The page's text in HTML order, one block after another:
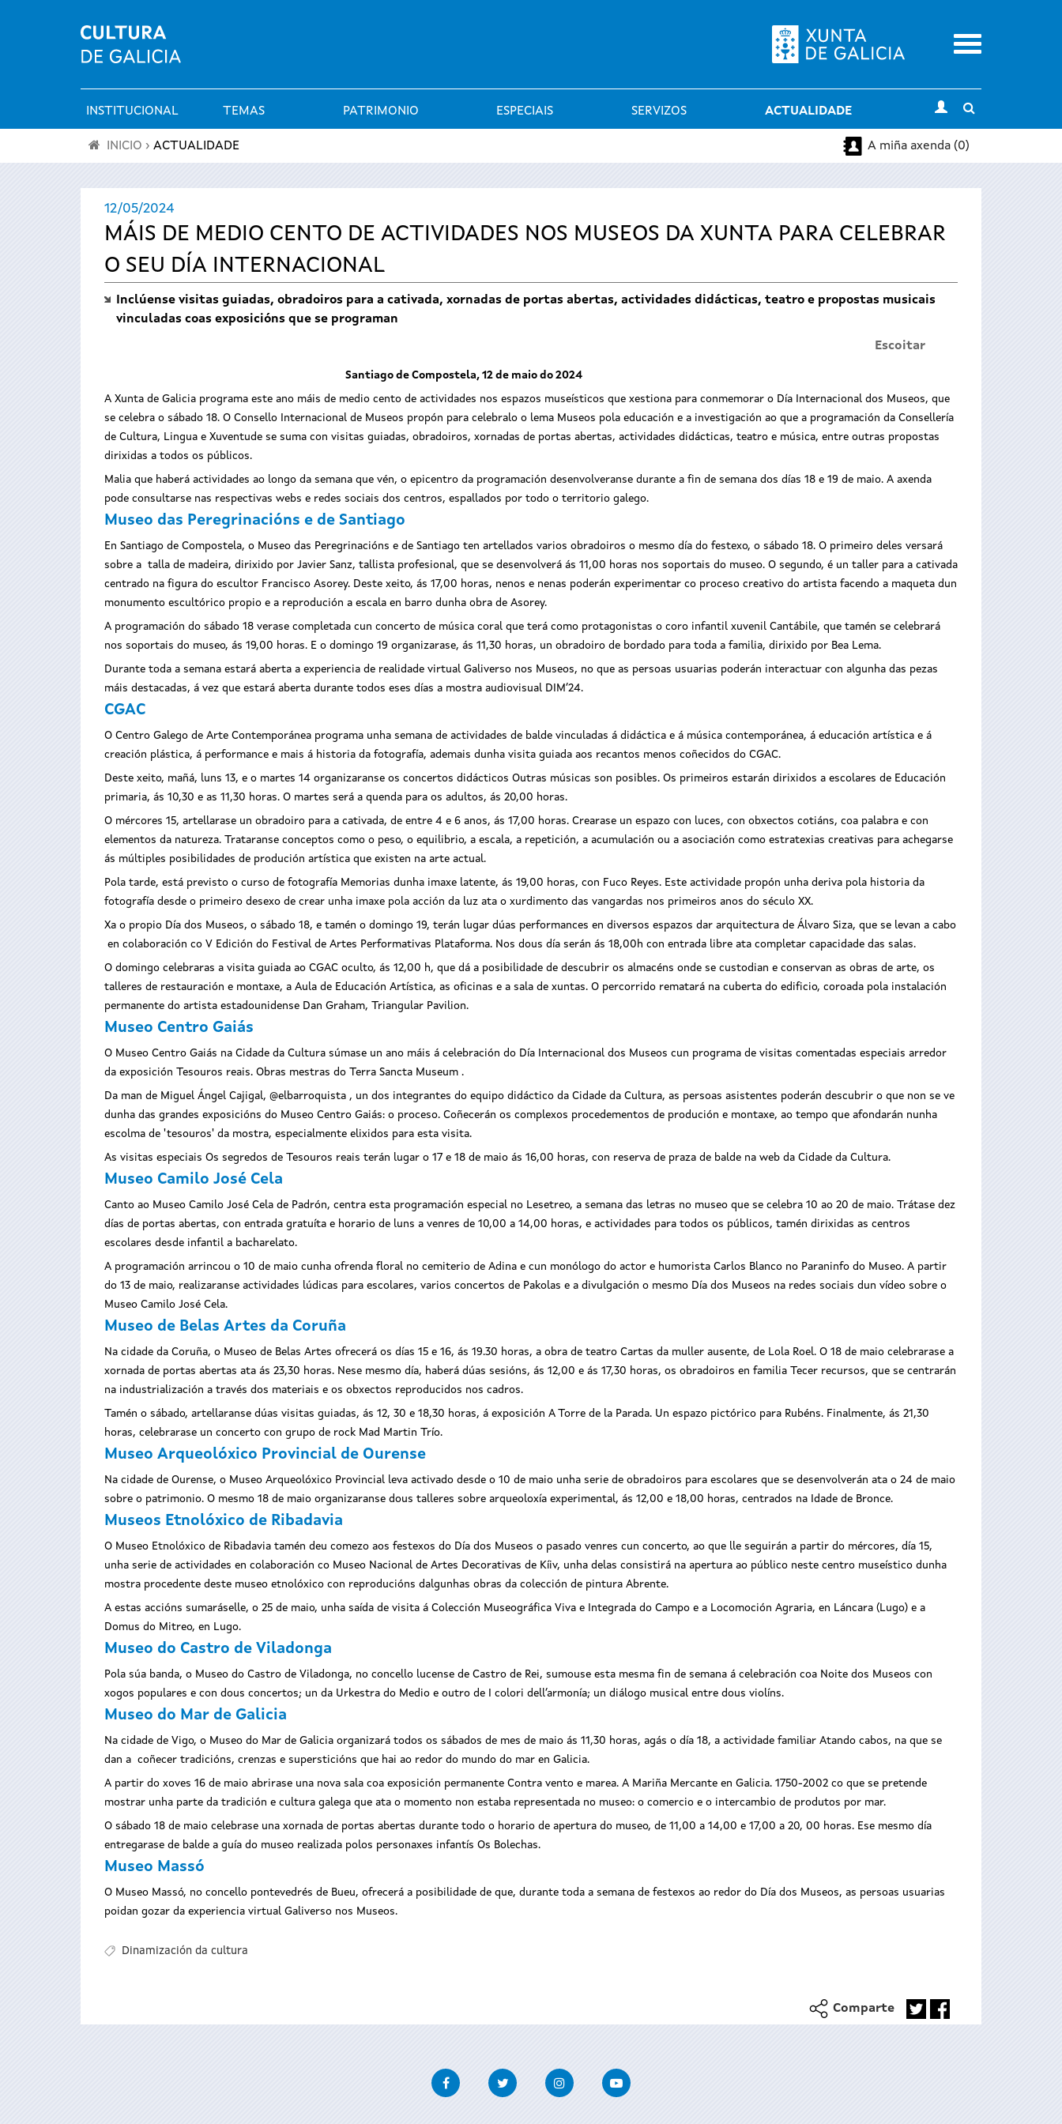
Menu
Menú
principal
INSTITUCIONAL TEMAS PATRIMONIO ESPECIAIS SERVIZOS ACTUALIDADE
search
está
INICIO › ACTUALIDADE A miña axenda (0)
12/05/2024
MÁIS DE MEDIO CENTO DE ACTIVIDADES NOS MUSEOS DA XUNTA PARA CELEBRAR
O SEU DÍA INTERNACIONAL
Inclúense visitas guiadas, obradoiros para a cativada, xornadas de portas abertas, actividades didácticas, teatro e propostas musicais
vinculadas coas exposicións que se programan
Escoitar
Santiago de Compostela, 12 de maio do 2024
A Xunta de Galicia programa este ano máis de medio cento de actividades nos espazos museísticos que xestiona para conmemorar o Día Internacional dos Museos, que
se celebra o sábado 18. O Consello Internacional de Museos propón para celebralo o lema Museos pola educación e a investigación ao que a programación da Consellería
de Cultura, Lingua e Xuventude se suma con visitas guiadas, obradoiros, xornadas de portas abertas, actividades didácticas, teatro e música, entre outras propostas
dirixidas a todos os públicos.
Malia que haberá actividades ao longo da semana que vén, o epicentro da programación desenvolveranse durante a fin de semana dos días 18 e 19 de maio. A axenda
pode consultarse nas respectivas webs e redes sociais dos centros, espallados por todo o territorio galego.
Museo das Peregrinacións e de Santiago
En Santiago de Compostela, o Museo das Peregrinacións e de Santiago ten artellados varios obradoiros o mesmo día do festexo, o sábado 18. O primeiro deles versará
sobre a talla de madeira, dirixido por Javier Sanz, tallista profesional, que se desenvolverá ás 11,00 horas nos soportais do museo. O segundo, é un taller para a cativada
centrado na figura do escultor Francisco Asorey. Deste xeito, ás 17,00 horas, nenos e nenas poderán experimentar co proceso creativo do artista facendo a maqueta dun
monumento escultórico propio e a reprodución a escala en barro dunha obra de Asorey.
A programación do sábado 18 verase completada cun concerto de música coral que terá como protagonistas o coro infantil xuvenil Cantábile, que tamén se celebrará
nos soportais do museo, ás 19,00 horas. E o domingo 19 organizarase, ás 11,30 horas, un obradoiro de bordado para toda a familia, dirixido por Bea Lema.
Durante toda a semana estará aberta a experiencia de realidade virtual Galiverso nos Museos, no que as persoas usuarias poderán interactuar con algunha das pezas
máis destacadas, á vez que estará aberta durante todos eses días a mostra audiovisual DIM’24.
CGAC
O Centro Galego de Arte Contemporánea programa unha semana de actividades de balde vinculadas á didáctica e á música contemporánea, á educación artística e á
creación plástica, á performance e mais á historia da fotografía, ademais dunha visita guiada aos recantos menos coñecidos do CGAC.
Deste xeito, mañá, luns 13, e o martes 14 organizaranse os concertos didácticos Outras músicas son posibles. Os primeiros estarán dirixidos a escolares de Educación
primaria, ás 10,30 e as 11,30 horas. O martes será a quenda para os adultos, ás 20,00 horas.
O mércores 15, artellarase un obradoiro para a cativada, de entre 4 e 6 anos, ás 17,00 horas. Crearase un espazo con luces, con obxectos cotiáns, coa palabra e con
elementos da natureza. Trataranse conceptos como o peso, o equilibrio, a escala, a repetición, a acumulación ou a asociación como estratexias creativas para achegarse
ás múltiples posibilidades de produción artística que existen na arte actual.
Pola tarde, está previsto o curso de fotografía Memorias dunha imaxe latente, ás 19,00 horas, con Fuco Reyes. Este actividade propón unha deriva pola historia da
fotografía desde o primeiro desexo de crear unha imaxe pola acción da luz ata o xurdimento das vangardas nos primeiros anos do século XX.
Xa o propio Día dos Museos, o sábado 18, e tamén o domingo 19, terán lugar dúas performances en diversos espazos dar arquitectura de Álvaro Siza, que se levan a cabo
en colaboración co V Edición do Festival de Artes Performativas Plataforma. Nos dous día serán ás 18,00h con entrada libre ata completar capacidade das salas.
O domingo celebraras a visita guiada ao CGAC oculto, ás 12,00 h, que dá a posibilidade de descubrir os almacéns onde se custodian e conservan as obras de arte, os
talleres de restauración e montaxe, a Aula de Educación Artística, as oficinas e a sala de xuntas. O percorrido rematará na cuberta do edificio, coroada pola instalación
permanente do artista estadounidense Dan Graham, Triangular Pavilion.
Museo Centro Gaiás
O Museo Centro Gaiás na Cidade da Cultura súmase un ano máis á celebración do Día Internacional dos Museos cun programa de visitas comentadas especiais arredor
da exposición Tesouros reais. Obras mestras do Terra Sancta Museum .
Da man de Miguel Ángel Cajigal, @elbarroquista , un dos integrantes do equipo didáctico da Cidade da Cultura, as persoas asistentes poderán descubrir o que non se ve
dunha das grandes exposicións do Museo Centro Gaiás: o proceso. Coñecerán os complexos procedementos de produción e montaxe, ao tempo que afondarán nunha
escolma de 'tesouros' da mostra, especialmente elixidos para esta visita.
As visitas especiais Os segredos de Tesouros reais terán lugar o 17 e 18 de maio ás 16,00 horas, con reserva de praza de balde na web da Cidade da Cultura.
Museo Camilo José Cela
Canto ao Museo Camilo José Cela de Padrón, centra esta programación especial no Lesetreo, a semana das letras no museo que se celebra 10 ao 20 de maio. Trátase dez
días de portas abertas, con entrada gratuíta e horario de luns a venres de 10,00 a 14,00 horas, e actividades para todos os públicos, tamén dirixidas as centros
escolares desde infantil a bacharelato.
A programación arrincou o 10 de maio cunha ofrenda floral no cemiterio de Adina e cun monólogo do actor e humorista Carlos Blanco no Paraninfo do Museo. A partir
do 13 de maio, realizaranse actividades lúdicas para escolares, varios concertos de Pakolas e a divulgación o mesmo Día dos Museos na redes sociais dun vídeo sobre o
Museo Camilo José Cela.
Museo de Belas Artes da Coruña
Na cidade da Coruña, o Museo de Belas Artes ofrecerá os días 15 e 16, ás 19.30 horas, a obra de teatro Cartas da muller ausente, de Lola Roel. O 18 de maio celebrarase a
xornada de portas abertas ata ás 23,30 horas. Nese mesmo día, haberá dúas sesións, ás 12,00 e ás 17,30 horas, os obradoiros en familia Tecer recursos, que se centrarán
na industrialización a través dos materiais e os obxectos reproducidos nos cadros.
Tamén o sábado, artellaranse dúas visitas guiadas, ás 12, 30 e 18,30 horas, á exposición A Torre de la Parada. Un espazo pictórico para Rubéns. Finalmente, ás 21,30
horas, celebrarase un concerto con grupo de rock Mad Martin Trío.
Museo Arqueolóxico Provincial de Ourense
Na cidade de Ourense, o Museo Arqueolóxico Provincial leva activado desde o 10 de maio unha serie de obradoiros para escolares que se desenvolverán ata o 24 de maio
sobre o patrimonio. O mesmo 18 de maio organizaranse dous talleres sobre arqueoloxía experimental, ás 12,00 e 18,00 horas, centrados na Idade de Bronce.
Museos Etnolóxico de Ribadavia
O Museo Etnolóxico de Ribadavia tamén deu comezo aos festexos do Día dos Museos o pasado venres cun concerto, ao que lle seguirán a partir do mércores, día 15,
unha serie de actividades en colaboración co Museo Nacional de Artes Decorativas de Kíiv, unha delas consistirá na apertura ao público neste centro museístico dunha
mostra procedente deste museo etnolóxico con reproducións dalgunhas obras da colección de pintura Abrente.
A estas accións sumaráselle, o 25 de maio, unha saída de visita á Colección Museográfica Viva e Integrada do Campo e a Locomoción Agraria, en Láncara (Lugo) e a
Domus do Mitreo, en Lugo.
Museo do Castro de Viladonga
Pola súa banda, o Museo do Castro de Viladonga, no concello lucense de Castro de Rei, sumouse esta mesma fin de semana á celebración coa Noite dos Museos con
xogos populares e con dous concertos; un da Urkestra do Medio e outro de I colori dell’armonía; un diálogo musical entre dous violíns.
Museo do Mar de Galicia
Na cidade de Vigo, o Museo do Mar de Galicia organizará todos os sábados de mes de maio ás 11,30 horas, agás o día 18, a actividade familiar Atando cabos, na que se
dan a coñecer tradicións, crenzas e supersticións que hai ao redor do mundo do mar en Galicia.
A partir do xoves 16 de maio abrirase una nova sala coa exposición permanente Contra vento e marea. A Mariña Mercante en Galicia. 1750-2002 co que se pretende
mostrar unha parte da tradición e cultura galega que ata o momento non estaba representada no museo: o comercio e o intercambio de produtos por mar.
O sábado 18 de maio celebrase una xornada de portas abertas durante todo o horario de apertura do museo, de 11,00 a 14,00 e 17,00 a 20, 00 horas. Ese mesmo día
entregarase de balde a guía do museo realizada polos personaxes infantís Os Bolechas.
Museo Massó
O Museo Massó, no concello pontevedrés de Bueu, ofrecerá a posibilidade de que, durante toda a semana de festexos ao redor do Día dos Museos, as persoas usuarias
poidan gozar da experiencia virtual Galiverso nos Museos.
Dinamización da cultura
Comparte
FacebookTwitter InstagramYoutube